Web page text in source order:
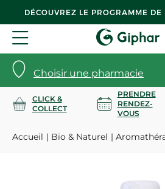
DÉCOUVREZ LE PROGRAMME
Choisir une pharmacie
CLICK &
COLLECT
PRENDRE
RENDEZ-
VOUS
Accueil Bio & Naturel